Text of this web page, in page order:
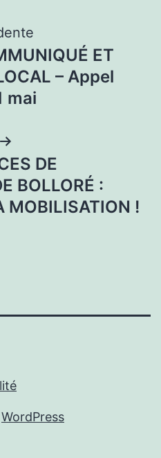
ET
– Appel
mai
DE
BOLLORÉ :
MOBILISATION !
WordPress